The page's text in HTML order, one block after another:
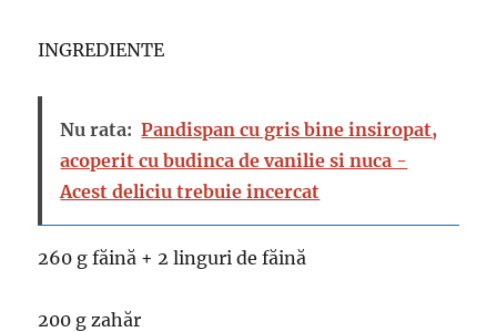
INGREDIENTE
Nu rata: Pandispan cu gris bine insiropat,
acoperit cu budinca de vanilie si nuca -
Acest deliciu trebuie incercat
260 g făină + 2 linguri de făină
200 g zahăr